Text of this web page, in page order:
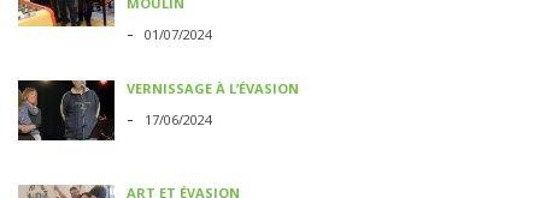
- 01/07/2024
VERNISSAGE À L’ÉVASION
- 17/06/2024
ART ET ÉVASION